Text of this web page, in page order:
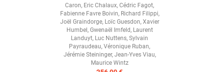
Caron, Eric Chalaux, Cédric Fagot,
Fabienne Favre Boivin, Richard Filippi,
Joël Graindorge, Loïc Guesdon, Xavier
Humbel, Gwenaël Imfeld, Laurent
Landuyt, Luc Nuttens, Sylvain
Payraudeau, Véronique Ruban,
Jérémie Steininger, Jean-Yves Viau,
Maurice Wintz